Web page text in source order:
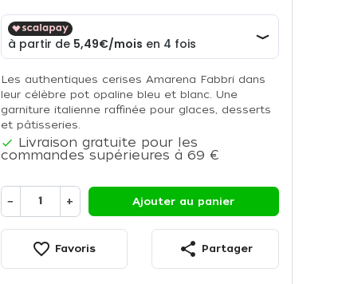
Les authentiques cerises Amarena Fabbri dans
leur célèbre pot opaline bleu et blanc. Une
garniture italienne raffinée pour glaces, desserts
et pâtisseries.
 Livraison gratuite pour les
commandes supérieures à 69 €
− + Ajouter au panier
favorite_border Favoris share Partager